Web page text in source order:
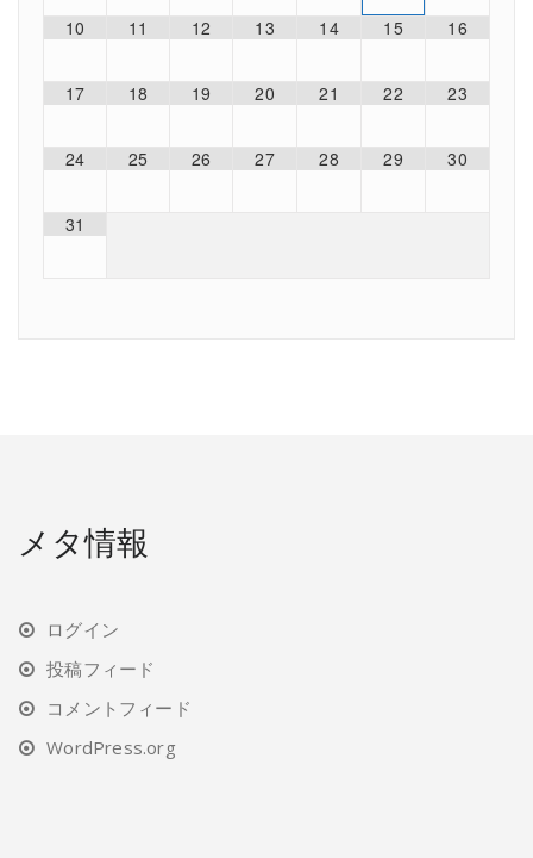
10 11 12 13 14 15 16
17 18 19 20 21 22 23
24 25 26 27 28 29 30
31
メタ情報
ログイン
投稿フィード
コメントフィード
WordPress.org